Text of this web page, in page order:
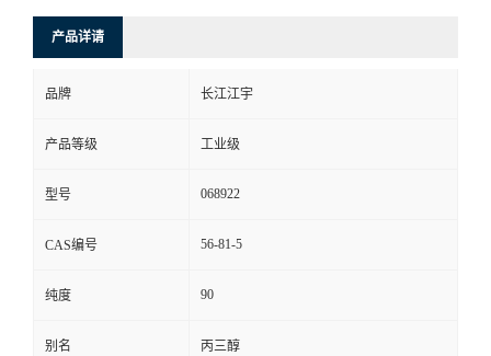
产品详请
品牌 长江江宇
产品等级 工业级
型号 068922
CAS编号 56-81-5
纯度 90
别名 丙三醇